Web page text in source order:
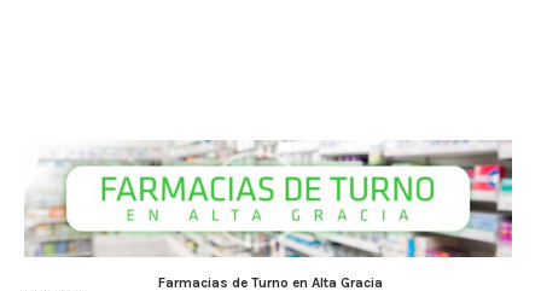
Farmacias de Turno en Alta Gracia